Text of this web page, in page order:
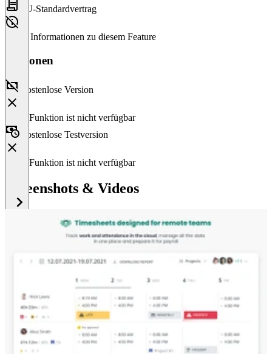
EU-Standardvertrag
Keine Informationen zu diesem Feature
Versionen
Kostenlose Version
Diese Funktion ist nicht verfügbar
Kostenlose Testversion
Diese Funktion ist nicht verfügbar
Screenshots & Videos